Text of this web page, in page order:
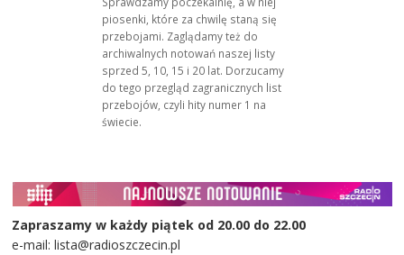
piosenki, które za chwilę staną się
przebojami. Zaglądamy też do
archiwalnych notowań naszej listy
sprzed 5, 10, 15 i 20 lat. Dorzucamy
do tego przegląd zagranicznych list
przebojów, czyli hity numer 1 na
świecie.
Zapraszamy w każdy piątek od 20.00 do 22.00
e-mail: lista@radioszczecin.pl